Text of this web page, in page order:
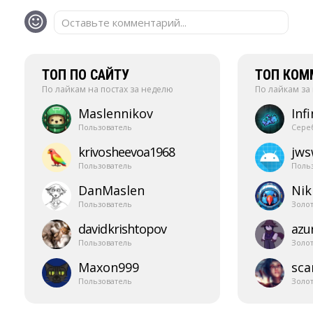
Оставьте комментарий...
ТОП ПО САЙТУ
По лайкам на постах за неделю
Maslennikov
Пользователь
krivosheevoa1968
Пользователь
DanMaslen
Пользователь
davidkrishtopov
Пользователь
Maxon999
Пользователь
ТОП
По лайкам